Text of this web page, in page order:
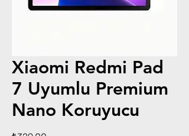
Xiaomi Redmi Pad
7 Uyumlu Premium
Nano Koruyucu